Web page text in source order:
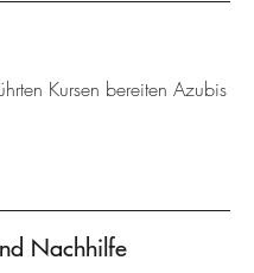
Kursen bereiten Azubis
Nachhilfe